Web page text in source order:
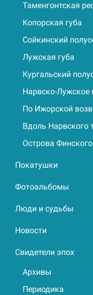
Таменгонтская
Копорская губа
Сойкинский
Лужская губа
Кургальский
Нарвско-Лужское
По Ижорской
Вдоль Нарвского
Острова
Покатушки
Фотоальбомы
Люди и судьбы
Новости
Свидетели эпох
Архивы
Периодика